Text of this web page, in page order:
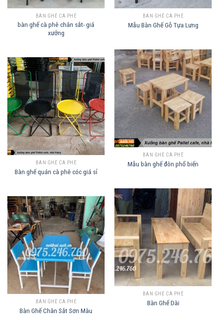
BÀN GHẾ CÀ PHÊ
bàn ghế cà phê chân sắt- giá
xưởng
BÀN GHẾ CÀ PHÊ
Mẫu Bàn Ghế Gỗ Tựa Lưng
BÀN GHẾ CÀ PHÊ
Mẫu bàn ghế đôn phổ biến
BÀN GHẾ CÀ PHÊ
Bàn ghế quán cà phê cóc giá sỉ
BÀN GHẾ CÀ PHÊ
Bàn Ghế Dài
BÀN GHẾ CÀ PHÊ
Bàn Ghế Chân Sắt Sơn Màu